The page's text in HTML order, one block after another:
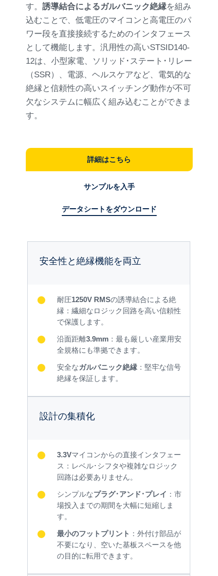
す。 誘導結合によるガルバニック絶縁を組み
込むことで、低電圧のマイコンと高電圧のパ
ワー段を直接接続するためのインタフェース
として機能します。汎用性の高いSTSID140-
12は、小型家電、ソリッド･ステート･リレー
（SSR）、電源、ヘルスケアなど、電気的な
絶縁と信頼性の高いスイッチング動作が不可
欠なシステムに幅広く組み込むことができま
す。
詳細はこちら
サンプルを入手
データシートをダウンロード
安全性と絶縁機能を両立
耐圧1250V RMSの誘導結合による絶
縁：繊細なロジック回路を高い信頼性
で保護します。
沿面距離3.9mm ：最も厳しい産業用安
全規格にも準拠できます。
安全なガルバニック絶縁 ：堅牢な信号
絶縁を保証します。
設計の集積化
3.3Vマイコンからの直接インタフェー
ス：レベル･シフタや複雑なロジック
回路は必要ありません。
シンプルなプラグ･アンド･プレイ ：市
場投入までの期間を大幅に短縮しま
す。
最小のフットプリント ：外付け部品が
不要になり、空いた基板スペースを他
の目的に転用できます。